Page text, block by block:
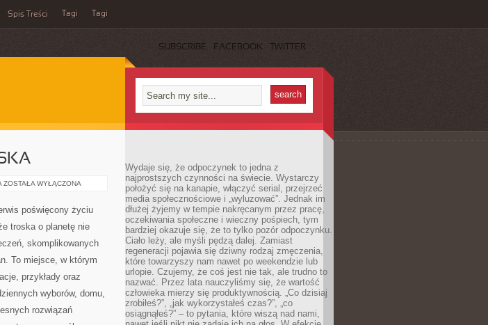
Spis Treści Tagi Tagi
SUBSCRIBE FACEBOOK TWITTER
PRZYRODA
ŚRODOWISKA
ZOSTAŁA WYŁĄCZONA
poświęcony życiu
troska o planetę nie
skomplikowanych
To miejsce, w którym
przykłady oraz
wyborów, domu,
rozwiązań
Wydaje się, że odpoczynek to jedna z
najprostszych czynności na świecie. Wystarczy
położyć się na kanapie, włączyć serial, przejrzeć
media społecznościowe i „wyluzować”. Jednak im
dłużej żyjemy w tempie nakręcanym przez pracę,
oczekiwania społeczne i wieczny pośpiech, tym
bardziej okazuje się, że to tylko pozór odpoczynku.
Ciało leży, ale myśli pędzą dalej. Zamiast
regeneracji pojawia się dziwny rodzaj zmęczenia,
które towarzyszy nam nawet po weekendzie lub
urlopie. Czujemy, że coś jest nie tak, ale trudno to
nazwać. Przez lata nauczyliśmy się, że wartość
człowieka mierzy się produktywnością. „Co dzisiaj
zrobiłeś?”, „jak wykorzystałeś czas?”, „co
osiągnąłeś?” – to pytania, które wiszą nad nami,